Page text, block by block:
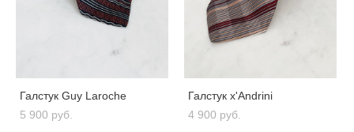
Галстук Guy Laroche
5 900 pуб.
Галстук x'Andrini
4 900 pуб.